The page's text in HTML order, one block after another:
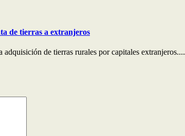
de tierras a extranjeros
de tierras rurales por capitales extranjeros....